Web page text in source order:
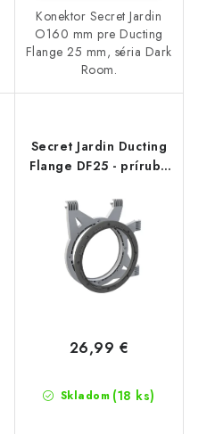
Konektor Secret Jardin
O160 mm pre Ducting
Flange 25 mm, séria Dark
Room.
Secret Jardin Ducting
Flange DF25 - príruba
Room)
Skladom (18 ks)
26,99 €